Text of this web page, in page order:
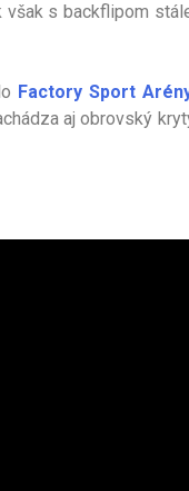
s backflipom
Factory Sport
aj obrovský